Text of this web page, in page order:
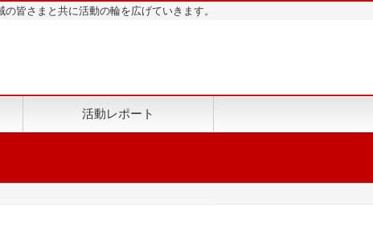
皆さまと共に活動の輪を広げていきます。
活動レポート